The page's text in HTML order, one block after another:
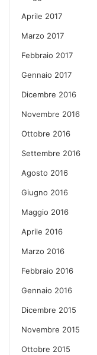
Aprile 2017
Marzo 2017
Febbraio 2017
Gennaio 2017
Dicembre 2016
Novembre 2016
Ottobre 2016
Settembre 2016
Agosto 2016
Giugno 2016
Maggio 2016
Aprile 2016
Marzo 2016
Febbraio 2016
Gennaio 2016
Dicembre 2015
Novembre 2015
Ottobre 2015